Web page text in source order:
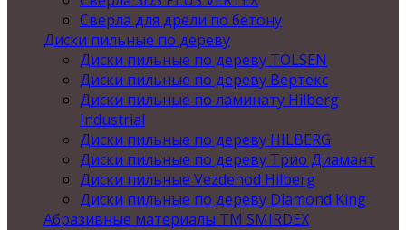
Сверла для дрели по бетону
Диски пильные по дереву
Диски пильные по дереву TOLSEN
Диски пильные по дереву Вертекс
Диски пильные по ламинату Hilberg
Industrial
Диски пильные по дереву HILBERG
Диски пильные по дереву Трио Диамант
Диски пильные Vezdehod Hilberg
Диски пильные по дереву Diamond King
Абразивные материалы ТМ SMIRDEX